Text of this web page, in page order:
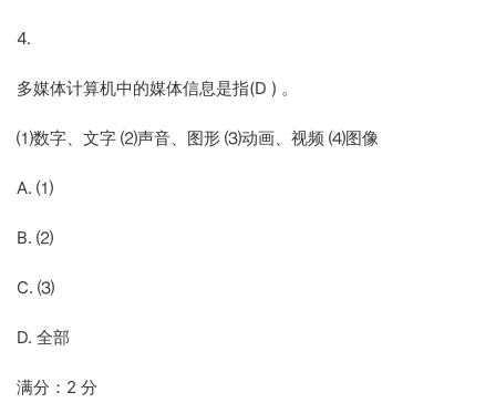
4.
多媒体计算机中的媒体信息是指(D ) 。
⑴数字、文字 ⑵声音、图形 ⑶动画、视频 ⑷图像
A. ⑴
B. ⑵
C. ⑶
D. 全部
满分：2 分